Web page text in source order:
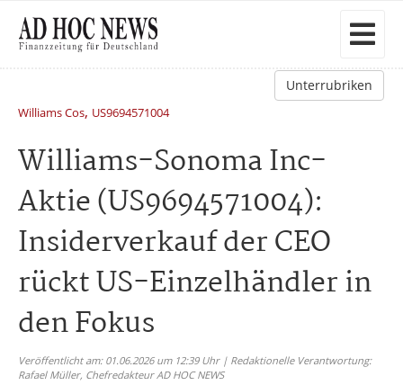
Unterrubriken
Williams Cos, US9694571004
Williams-Sonoma Inc-
Aktie (US9694571004):
Insiderverkauf der CEO
rückt US-Einzelhändler in
den Fokus
Veröffentlicht am: 01.06.2026 um 12:39 Uhr | Redaktionelle Verantwortung:
Rafael Müller, Chefredakteur AD HOC NEWS